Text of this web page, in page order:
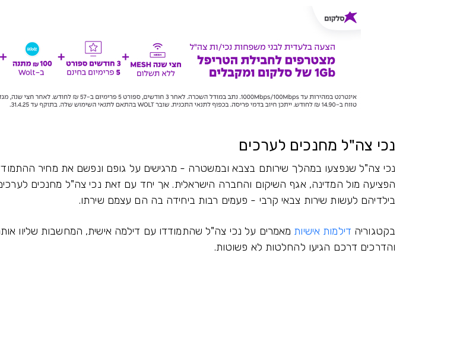
נכי צה"ל מחנכים לערכים
נכי צה"ל שנפצעו במהלך שירותם בצבא ובמשטרה - מרגישים על גופם ונפשם את מחיר
הפציעה מול המדינה, אגף השיקום והחברה הישראלית. אך יחד עם זאת נכי צה"ל מחנכים
בילדיהם לעשות שירות צבאי קרבי - פעמים רבות ביחידה בה הם עצמם שירתו.
בקטגוריה דילמות אישיות מאמרים על נכי צה"ל שהתמודדו עם דילמה אישית, המחשבות שליוו
והדרכים דרכם הגיעו להחלטות לא פשוטות.